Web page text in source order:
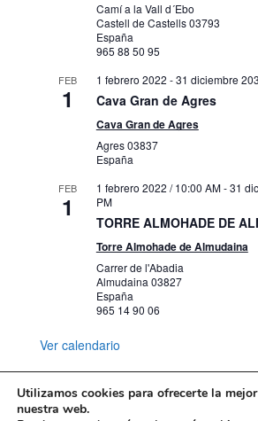
Camí a la Vall d´Ebo
Castell de Castells03793
España
965 88 50 95
FEB
1
1 febrero 2022 -31 diciembre
Cava Gran de Agres
Cava Gran de Agres
Agres03837
España
FEB
1
1 febrero 2022 / 10:00 AM-31
PM
TORRE ALMOHADE DE
Torre Almohade de Almudaina
Carrer de l'Abadia
Almudaina 03827
España
965 14 90 06
Ver calendario
Utilizamos cookies para ofrecerte la
nuestra web.